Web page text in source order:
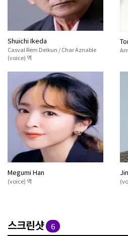
Shuichi Ikeda
Casval Rem Deikun / Char Aznable
(voice) 역
Megumi Han
(voice) 역
스크린샷 6